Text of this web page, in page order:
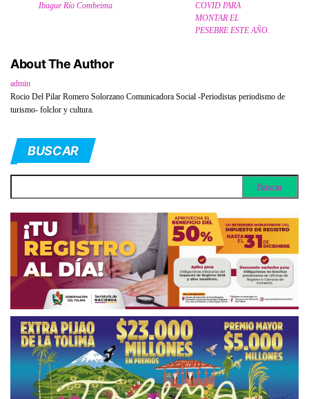
Ibague Río Combeima
COVID PARA
MONTAR EL
PESEBRE ESTE AÑO.
About The Author
admin
Rocio Del Pilar Romero Solorzano Comunicadora Social -Periodistas periodismo de
turismo- folclor y cultura.
BUSCAR